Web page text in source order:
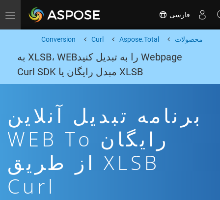
Toggle navigation فارسی
محصولات Aspose.Total
Curl
Conversion
Webpage را به تبدیل کنیدXLSB، WEB به
XLSB مبدل رایگان یا Curl SDK
برنامه تبدیل آنلاین
رایگان WEB To
XLSB از طریق
Curl